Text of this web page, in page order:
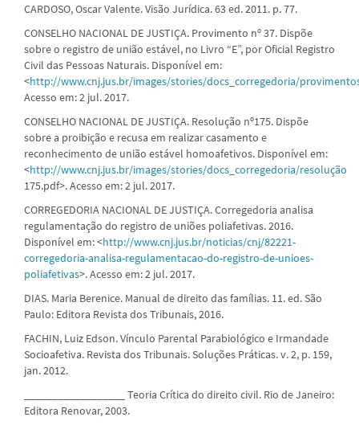
CARDOSO, Oscar Valente. Visão Jurídica. 63 ed. 2011. p. 77.
CONSELHO NACIONAL DE JUSTIÇA. Provimento nº 37. Dispõe
sobre o registro de união estável, no Livro “E”, por Oficial Registro
Civil das Pessoas Naturais. Disponível em:
<http://www.cnj.jus.br/images/stories/docs_corregedoria/
Acesso em: 2 jul. 2017.
CONSELHO NACIONAL DE JUSTIÇA. Resolução nº175. Dispõe
sobre a proibição e recusa em realizar casamento e
reconhecimento de união estável homoafetivos. Disponível em:
<http://www.cnj.jus.br/images/stories/docs_corregedoria/resolução
175.pdf>. Acesso em: 2 jul. 2017.
CORREGEDORIA NACIONAL DE JUSTIÇA. Corregedoria analisa
regulamentação do registro de uniões poliafetivas. 2016.
Disponível em: <http://www.cnj.jus.br/noticias/cnj/82221-
corregedoria-analisa-regulamentacao-do-registro-de-unioes-
poliafetivas>. Acesso em: 2 jul. 2017.
DIAS. Maria Berenice. Manual de direito das famílias. 11. ed. São
Paulo: Editora Revista dos Tribunais, 2016.
FACHIN, Luiz Edson. Vínculo Parental Parabiológico e Irmandade
Socioafetiva. Revista dos Tribunais. Soluções Práticas. v. 2, p. 159,
jan. 2012.
__________________ Teoria Crítica do direito civil. Rio de Janeiro:
Editora Renovar, 2003.